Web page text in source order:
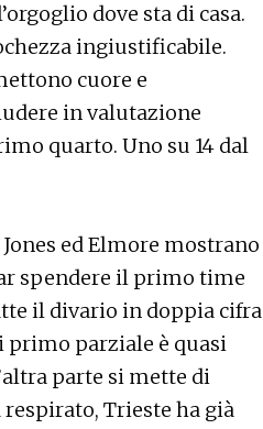
dove sta di casa.
ingiustificabile.
cuore e
in valutazione
quarto. Uno su 14 dal
ed Elmore mostrano
spendere il primo time
il divario in doppia cifra
primo parziale è quasi
parte si mette di
Trieste ha già